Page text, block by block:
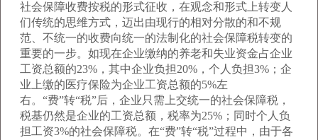
社会保障收费按税的形式征收，在观念和形式上转变人
们传统的思维方式，迈出由现行的相对分散的和不规
范、不统一的收费向统一的法制化的社会保障税转变的
重要的一步。如现在企业缴纳的养老和失业资金占企业
工资总额的23%，其中企业负担20%，个人负担3%；企
业上缴的医疗保险为企业工资总额的5%左
右。“费”转“税”后，企业只需上交统一的社会保障税，
税基仍然是企业的工资总额，税率为25%；同时个人负
担工资3%的社会保障税。在“费”转“税”过程中，由于各